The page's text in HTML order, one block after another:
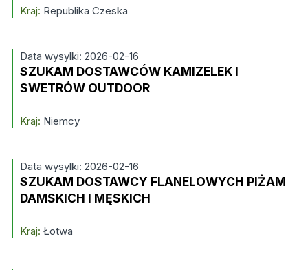
Kraj: Republika Czeska
Data wysylki: 2026-02-16
SZUKAM DOSTAWCÓW KAMIZELEK I
SWETRÓW OUTDOOR
Kraj: Niemcy
Data wysylki: 2026-02-16
SZUKAM DOSTAWCY FLANELOWYCH PIŻAM
DAMSKICH I MĘSKICH
Kraj: Łotwa